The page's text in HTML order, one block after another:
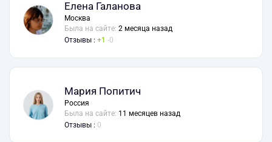
Елена Галанова
Москва
Была на сайте: 2 месяца назад
Отзывы :
1 0
Мария Попитич
Россия
Была на сайте: 11 месяцев назад
Отзывы : 0